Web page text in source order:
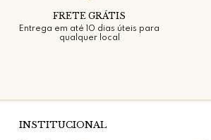
FRETE GRÁTIS
Entrega em até 10 dias úteis para
qualquer local
INSTITUCIONAL